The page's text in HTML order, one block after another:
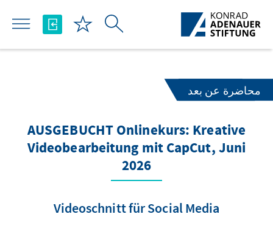
تخطي إلى المحتوى الرئيسي
محاضرة عن بعد
AUSGEBUCHT Onlinekurs: Kreative
Videobearbeitung mit CapCut, Juni
2026
Videoschnitt für Social Media